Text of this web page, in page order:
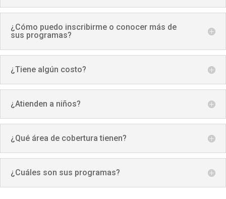
¿Cómo puedo inscribirme o conocer más de
sus programas?
¿Tiene algún costo?
¿Atienden a niños?
¿Qué área de cobertura tienen?
¿Cuáles son sus programas?